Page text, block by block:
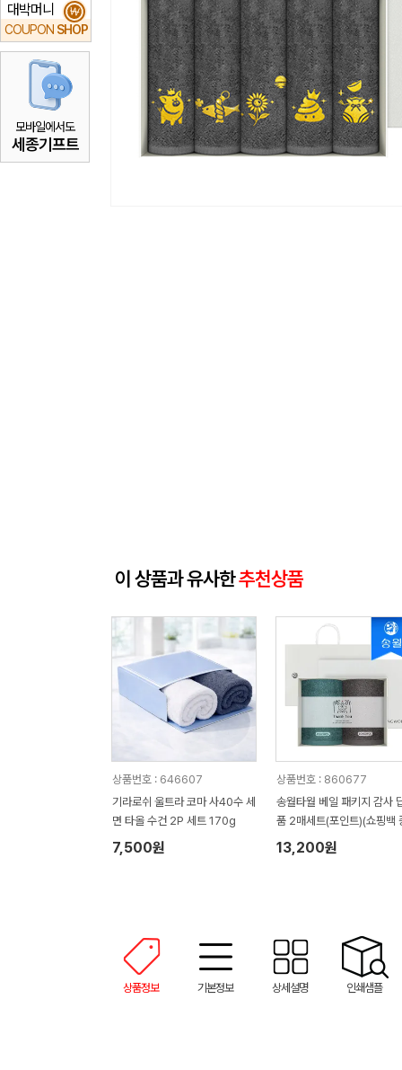
대박머니
COUPON SHOP
₩
모바일에서도
세종기프트
이 상품과 유사한추천상품
상품번호 : 646607
기라로쉬 울트라 코마 사40수 세
면 타올 수건 2P 세트 170g
7,500원
상품번호 : 860677
송월타월 베일 패키지 감사
품 2매세트(포인트)(쇼핑백
정)
13,200원
상품정보 기본정보 상세설명 인쇄샘플